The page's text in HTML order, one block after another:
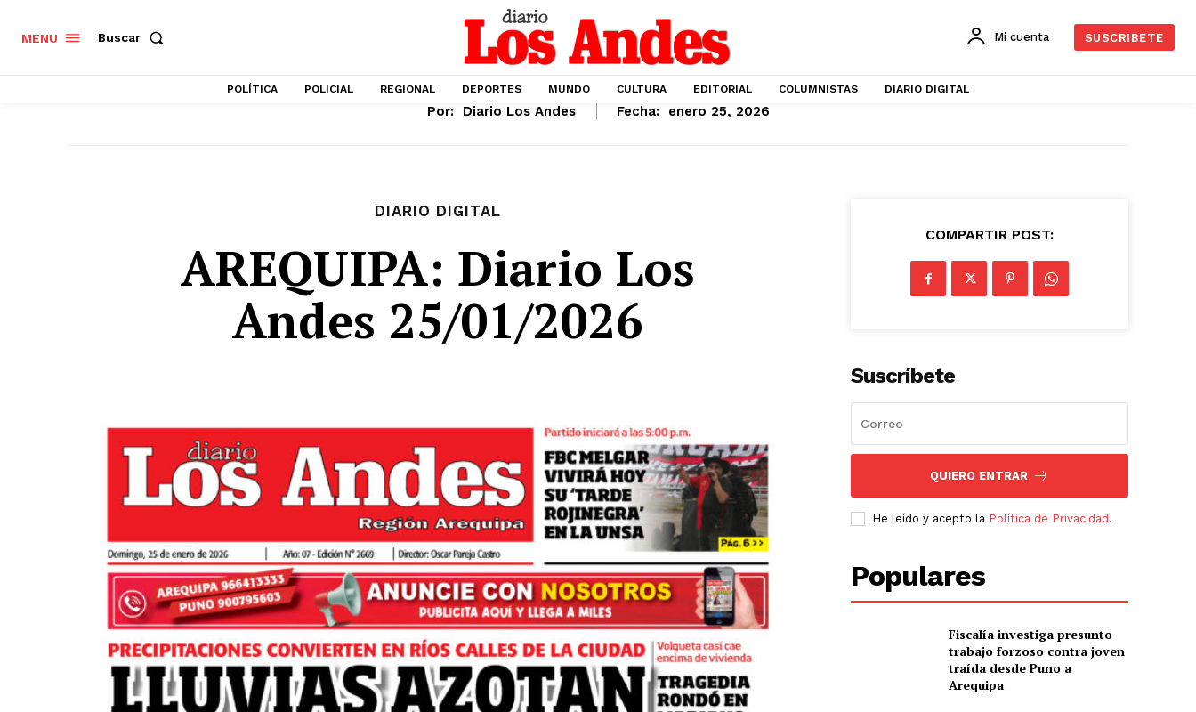
MENU Buscar Mi cuenta SUSCRIBETE
POLÍTICA POLICIAL REGIONAL DEPORTES MUNDO CULTURA EDITORIAL COLUMNISTAS DIARIO DIGITAL
Por: Diario Los Andes Fecha: enero 25, 2026
DIARIO DIGITAL
AREQUIPA: Diario Los
Andes 25/01/2026
COMPARTIR POST:
Suscríbete
QUIERO ENTRAR
He leído y acepto la Política de Privacidad .
Populares
Fiscalía investiga presunto
trabajo forzoso contra joven
traída desde Puno a
Arequipa